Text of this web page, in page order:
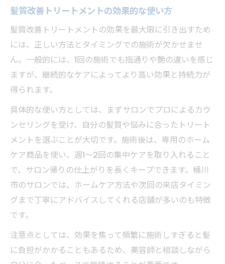
髪質改善トリートメントの持続力を高める
方法
理想の髪を持続させる通い方と注意点
髪質改善トリートメントの通い方のポイン
ト
髪質改善トリートメントは何回で効果が出
る？
効果を長持ちさせる髪質改善トリートメン
トの頻度
髪質改善トリートメント施術間隔のおすす
め
髪質改善トリートメントで注意すべき点と
は
髪質改善トリートメントの効果的な使い方
髪質改善トリートメントの効果を最大限に引き出すため
には、正しい方法とタイミングでの施術が欠かせませ
ん。一般的には、1回の施術でも指通りや艶の違いを感じ
ますが、継続的なケアによってより高い効果と持続力が
得られます。
具体的な使い方としては、まずサロンでプロによるカウ
ンセリングを受け、自分の髪質や悩みに合ったトリート
メントを選ぶことが大切です。施術後は、専用のホーム
ケア商品を使い、週1〜2回の集中ケアを取り入れること
で、サロン帰りの仕上がりを長くキープできます。桶川
市のサロンでは、ホームケア方法や次回の来店タイミン
グまで丁寧にアドバイスしてくれる店舗が多いのも特徴
です。
注意点としては、効果を焦って頻繁に施術しすぎると髪
に負担がかかることもあるため、美容師と相談しながら